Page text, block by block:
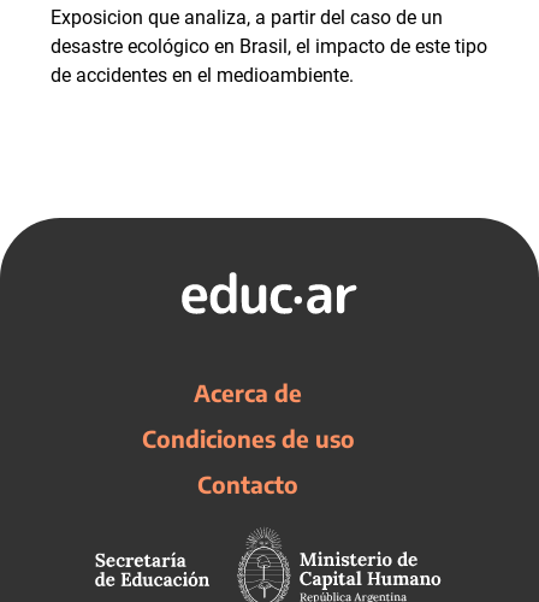
Exposicion que analiza, a partir del caso de un
desastre ecológico en Brasil, el impacto de este tipo
de accidentes en el medioambiente.
Acerca de
Condiciones de uso
Contacto